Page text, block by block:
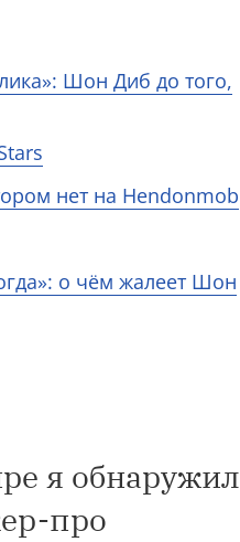
Шон Диб до того,
нет на Hendonmob
о чём жалеет Шон
я обнаружил
про